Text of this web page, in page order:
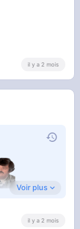
il y a 2 mois
Voir plus
il y a 2 mois